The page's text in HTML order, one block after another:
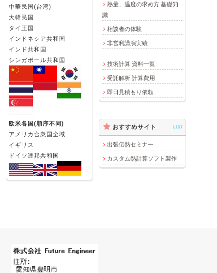
熱量、温度の求め方 基礎知
識
相談者の体験
非営利講演実績
技術計算 資料一覧
受託解析 計算費用
即日見積もり依頼
中華民国(台湾)
大韓民国
タイ王国
インドネシア共和国
インド共和国
シンガポール共和国
欧米各国(順序不同)
アメリカ合衆国全域
イギリス
ドイツ連邦共和国
おすすめサイト LIST
出張伝熱セミナー
カスタム熱計算ソフト製作